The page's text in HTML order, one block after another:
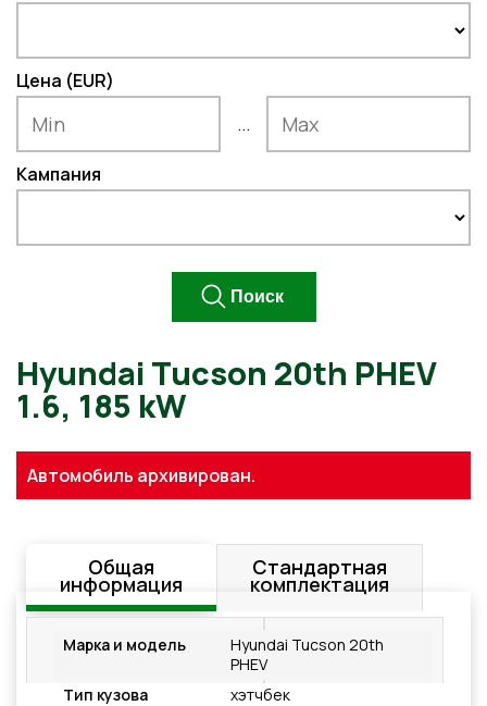
Цена (EUR)
...
Кампания
Hyundai Tucson 20th PHEV
Автомобиль архивирован.
Общая
информация
Стандартная
комплектация
Дополнительное
оснащение
Подробнее
Марка и модель
Hyundai Tucson 20th
PHEV
Тип кузова
хэтчбек